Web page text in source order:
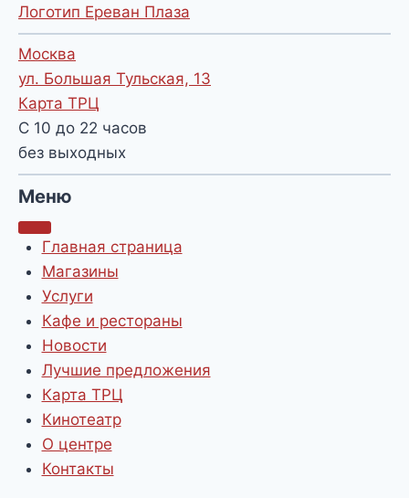
Логотип Ереван Плаза
Москва
ул. Большая Тульская, 13
Карта ТРЦ
С 10 до 22 часов
без выходных
Меню
Главная страница
Магазины
Услуги
Кафе и рестораны
Новости
Лучшие предложения
Карта ТРЦ
Кинотеатр
О центре
Контакты